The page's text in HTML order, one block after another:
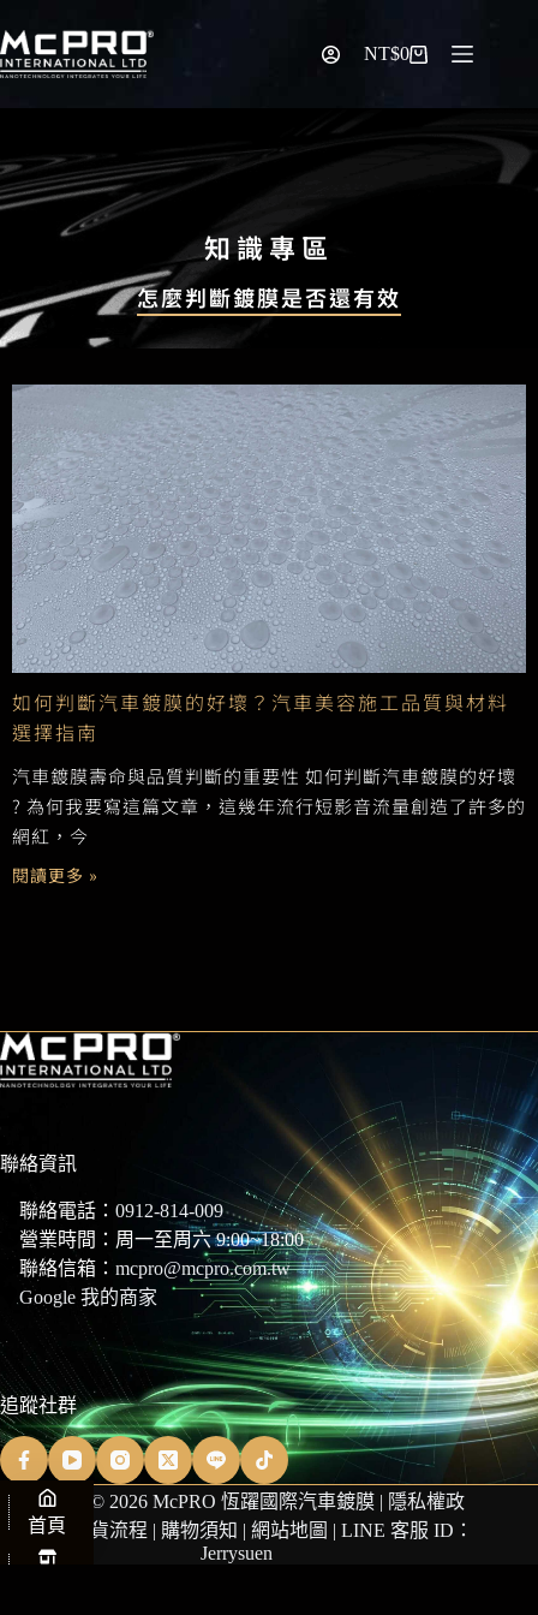
NT$0
知識專區
怎麼判斷鍍膜是否還有效
如何判斷汽車鍍膜的好壞？汽車美容施工品質與材料
選擇指南
汽車鍍膜壽命與品質判斷的重要性 如何判斷汽車鍍膜的好壞
? 為何我要寫這篇文章，這幾年流行短影音流量創造了許多的
網紅，今
閱讀更多 »
聯絡資訊
聯絡電話： 0912-814-009
營業時間：周一至周六 9:00~18:00
聯絡信箱： mcpro@mcpro.com.tw
Google 我的商家
追蹤社群
Copyright © 2026 McPRO 恆躍國際汽車鍍膜 | 隱私權政
策
|商品退貨流程 | 購物須知 |網站地圖 | LINE 客服 ID：
Jerrysuen
首頁